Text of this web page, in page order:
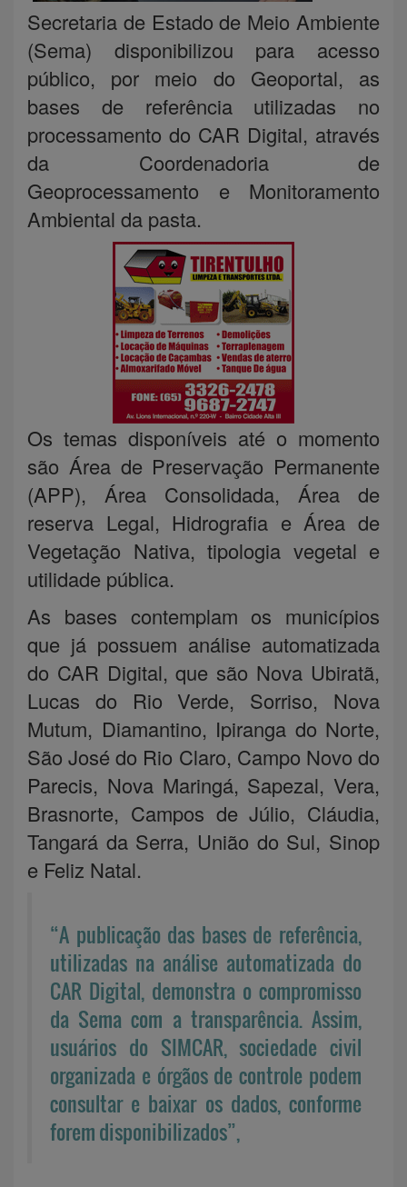
Secretaria de Estado de Meio Ambiente
(Sema) disponibilizou para acesso
público, por meio do Geoportal, as
bases de referência utilizadas no
processamento do CAR Digital, através
da Coordenadoria de
Geoprocessamento e Monitoramento
Ambiental da pasta.
Os temas disponíveis até o momento
são Área de Preservação Permanente
(APP), Área Consolidada, Área de
reserva Legal, Hidrografia e Área de
Vegetação Nativa, tipologia vegetal e
utilidade pública.
As bases contemplam os municípios
que já possuem análise automatizada
do CAR Digital, que são Nova Ubiratã,
Lucas do Rio Verde, Sorriso, Nova
Mutum, Diamantino, Ipiranga do Norte,
São José do Rio Claro, Campo Novo do
Parecis, Nova Maringá, Sapezal, Vera,
Brasnorte, Campos de Júlio, Cláudia,
Tangará da Serra, União do Sul, Sinop
e Feliz Natal.
“A publicação das bases de referência,
utilizadas na análise automatizada do
CAR Digital, demonstra o compromisso
da Sema com a transparência. Assim,
usuários do SIMCAR, sociedade civil
organizada e órgãos de controle podem
consultar e baixar os dados, conforme
forem disponibilizados”,